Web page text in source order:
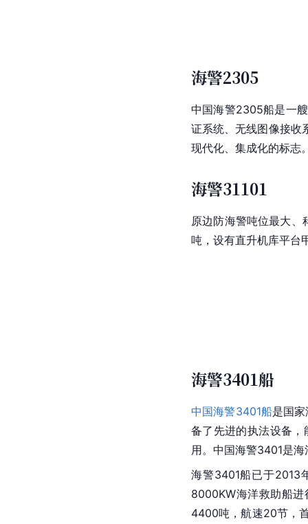
海警2305
中国海警2305船是一
证系统、无线图像接收
现代化、集成化的标志
海警31101
原边防海警吨位最大
吨，设有直升机库平台
海警3401船
中国海警3401船是国
备了先进的执法设备
用。中国海警3401是
海警3401船已于2013
8000KW海洋救助船
4400吨，航速20节，